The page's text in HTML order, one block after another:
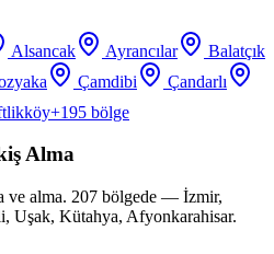
Alsancak Ayrancılar
Balatçık
Çamdibi
Çandarlı
+195 bölge
Alma
ve alma. 207 bölgede — İzmir,
Uşak, Kütahya, Afyonkarahisar.